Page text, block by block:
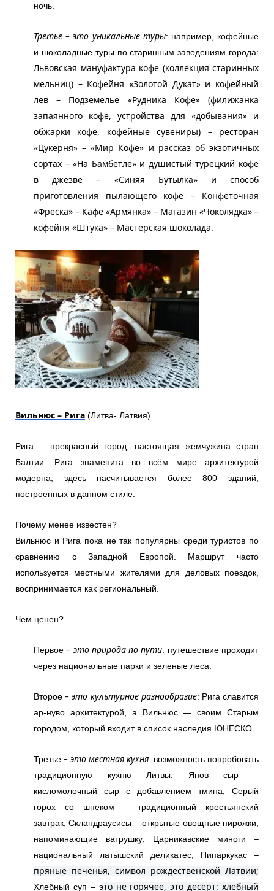
ночь.
Третье – это уникальные туры: например, кофейные
и шоколадные туры по старинным заведениям города:
Львовская мануфактура кофе (коллекция старинных
мельниц) – Кофейня «Золотой Дукат» и кофейный
лев – Подземелье «Рудника Кофе» (филижанка
запаянного кофе, устройства для «добывания» и
обжарки кофе, кофейные сувениры) – ресторан
«Цукерня» – «Мир Кофе» и рассказ об экзотичных
сортах – «На Бамбетле» и душистый турецкий кофе
в джезве – «Синяя Бутылка» и способ
приготовления пылающего кофе – Конфеточная
«Фреска» – Кафе «Армянка» – Магазин «Чоколядка» –
кофейня «Штука» – Мастерская шоколада.
Вильнюс – Рига (Литва- Латвия)
Рига – прекрасный город, настоящая жемчужина стран
Балтии. Рига знаменита во всём мире архитектурой
модерна, здесь насчитывается более 800 зданий,
построенных в данном стиле.
Почему менее известен?
Вильнюс и Рига пока не так популярны среди туристов по
сравнению с Западной Европой. Маршрут часто
используется местными жителями для деловых поездок,
воспринимается как региональный.
Чем ценен?
Первое – это природа по пути: путешествие проходит
через национальные парки и зеленые леса.
Второе– это культурное разнообразие: Рига славится
ар-нуво архитектурой, а Вильнюс — своим Старым
городом, который входит в список наследия ЮНЕСКО.
Третье – это местная кухня: возможность попробовать
традиционную кухню Литвы: Янов сыр –
кисломолочный сыр с добавлением тмина; Серый
горох со шпеком – традиционный крестьянский
завтрак; Скландраусисы – открытые овощные пирожки,
напоминающие ватрушку; Царникавские миноги –
национальный латышский деликатес; Пипаркукас –
пряные печенья, символ рождественской Латвии;
Хлебный суп – это не горячее, это десерт: хлебный